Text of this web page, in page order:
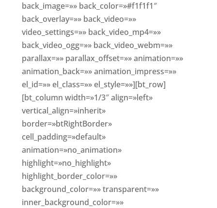
back_image=»» back_color=»#f1f1f1″
back_overlay=»» back_video=»»
video_settings=»» back_video_mp4=»»
back_video_ogg=»» back_video_webm=»»
parallax=»» parallax_offset=»» animation=»»
animation_back=»» animation_impress=»»
el_id=»» el_class=»» el_style=»»][bt_row]
[bt_column width=»1/3″ align=»left»
vertical_align=»inherit»
border=»btRightBorder»
cell_padding=»default»
animation=»no_animation»
highlight=»no_highlight»
highlight_border_color=»»
background_color=»» transparent=»»
inner_background_color=»»